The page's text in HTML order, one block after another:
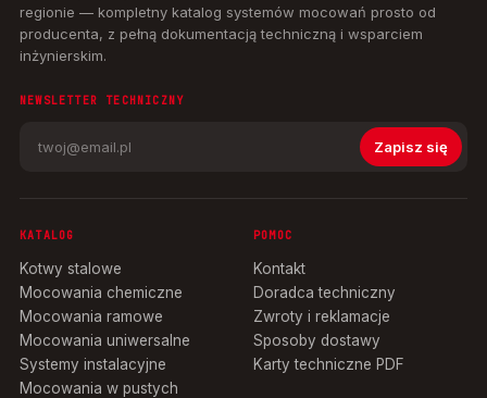
regionie — kompletny katalog systemów mocowań prosto od
producenta, z pełną dokumentacją techniczną i wsparciem
inżynierskim.
NEWSLETTER TECHNICZNY
Zapisz się
KATALOG
Kotwy stalowe
Mocowania chemiczne
Mocowania ramowe
Mocowania uniwersalne
Systemy instalacyjne
Mocowania w pustych
POMOC
Kontakt
Doradca techniczny
Zwroty i reklamacje
Sposoby dostawy
Karty techniczne PDF